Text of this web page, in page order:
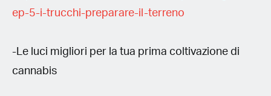
ep-5-i-trucchi-preparare-il-terreno
-Le luci migliori per la tua prima coltivazione di
cannabis